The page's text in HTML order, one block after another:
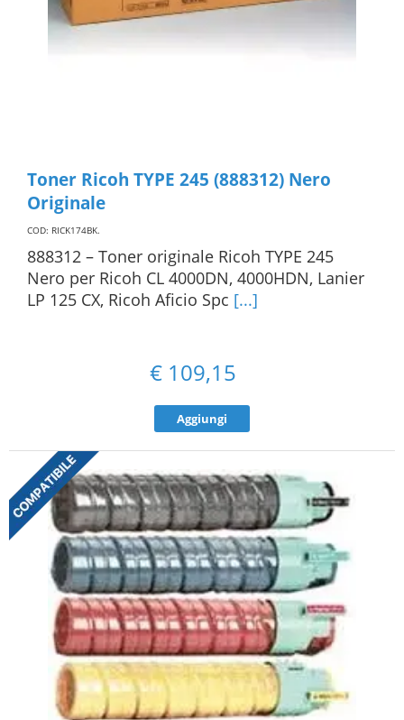
Toner Ricoh TYPE 245 (888312) Nero
Originale
COD: RICK174BK.
888312 – Toner originale Ricoh TYPE 245
Nero per Ricoh CL 4000DN, 4000HDN, Lanier
LP 125 CX, Ricoh Aficio Spc [...]
€ 109,15
Aggiungi